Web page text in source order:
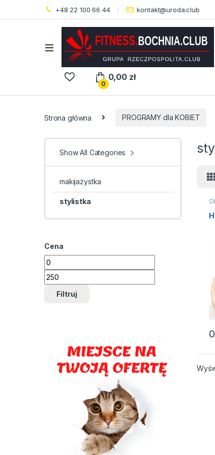
+48 22 100 66 44 kontakt@uroda.club
0
0,00 zł
Strona główna PROGRAMY dla KOBIET
Show All Categories
makijażystka
stylistka
Cena
Cena min
Cena max
Filtruj